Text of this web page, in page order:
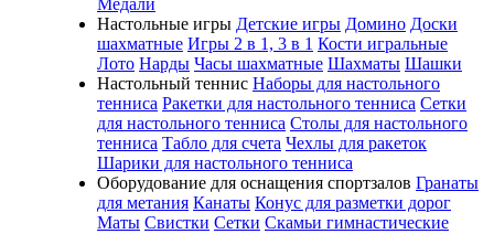
Медали
Настольные игры Детские игры Домино Доски
шахматные Игры 2 в 1, 3 в 1 Кости игральные
Лото Нарды Часы шахматные Шахматы Шашки
Настольный теннис Наборы для настольного
тенниса Ракетки для настольного тенниса Сетки
для настольного тенниса Столы для настольного
тенниса Табло для счета Чехлы для ракеток
Шарики для настольного тенниса
Оборудование для оснащения спортзалов Гранаты
для метания Канаты Конус для разметки дорог
Маты Свистки Сетки Скамьи гимнастические